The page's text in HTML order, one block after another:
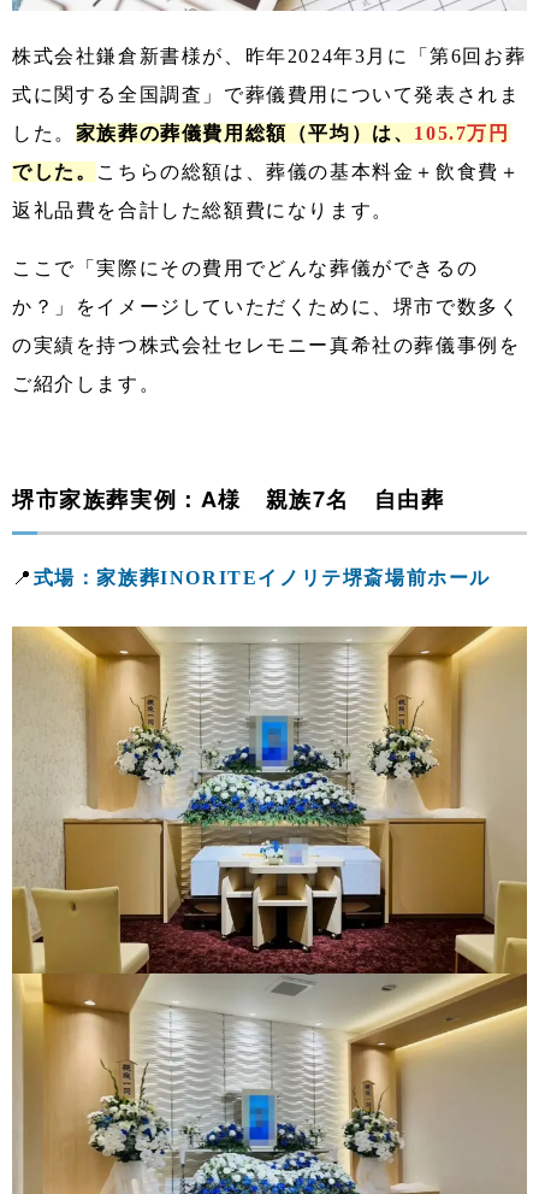
株式会社鎌倉新書様が、昨年2024年3月に「第6回お葬
式に関する全国調査」で葬儀費用について発表されま
した。 家族葬の葬儀費用総額（平均）は、 105.7万円
でした。 こちらの総額は、葬儀の基本料金＋飲食費＋
返礼品費を合計した総額費になります。
ここで「実際にその費用でどんな葬儀ができるの
か？」をイメージしていただくために、堺市で数多く
の実績を持つ株式会社セレモニー真希社の葬儀事例を
ご紹介します。
堺市家族葬実例：A様 親族7名 自由葬
📍 式場：家族葬INORITEイノリテ堺斎場前ホール